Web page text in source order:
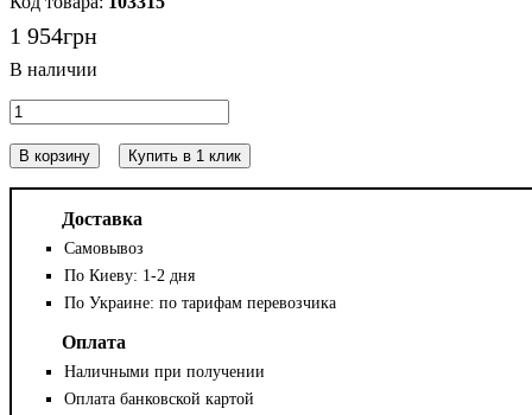
1 954грн
В корзину Купить в 1 клик
Доставка
Самовывоз
По Киеву: 1-2 дня
По Украине: по тарифам перевозчика
Оплата
Наличными при получении
Оплата банковской картой